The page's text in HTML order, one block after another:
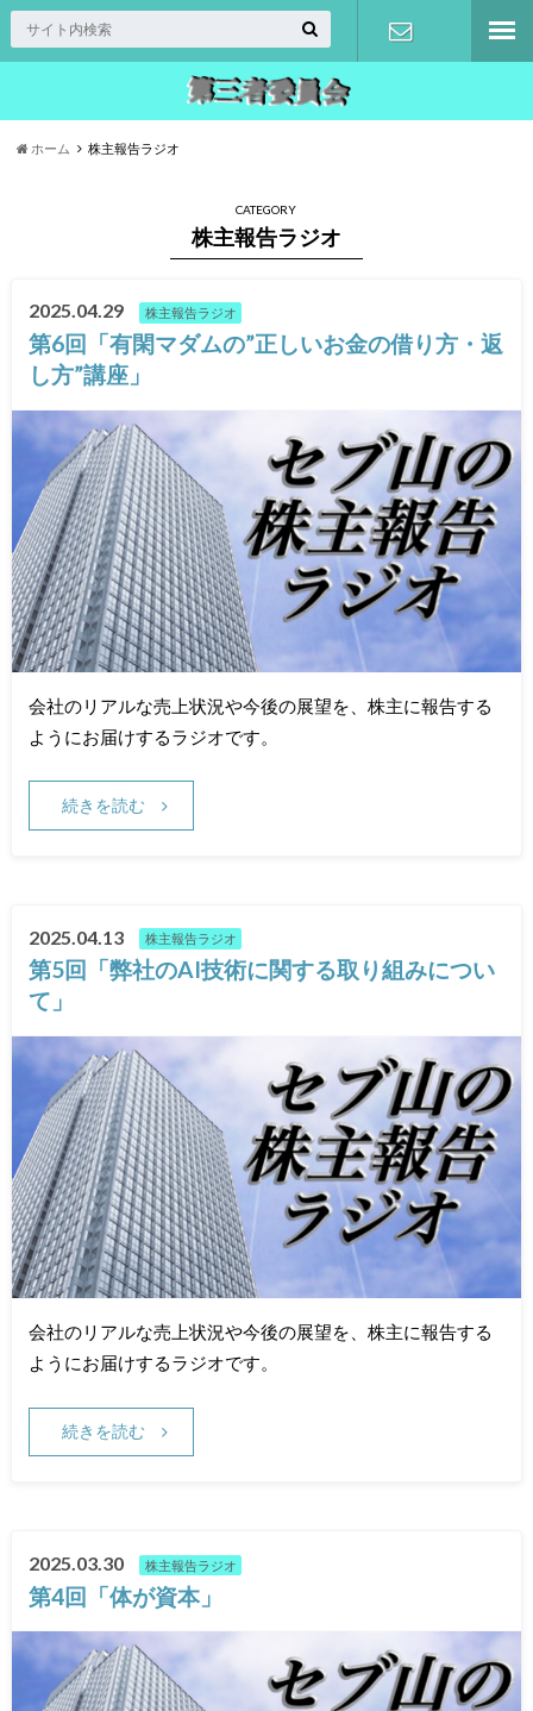
ホーム 株主報告ラジオ
CATEGORY
株主報告ラジオ
2025.04.29 株主報告ラジオ
第6回「有閑マダムの”正しいお金の借り方・返
し方”講座」
会社のリアルな売上状況や今後の展望を、株主に報告する
ようにお届けするラジオです。
続きを読む
2025.04.13 株主報告ラジオ
第5回「弊社のAI技術に関する取り組みについ
て」
会社のリアルな売上状況や今後の展望を、株主に報告する
ようにお届けするラジオです。
続きを読む
2025.03.30 株主報告ラジオ
第4回「体が資本」